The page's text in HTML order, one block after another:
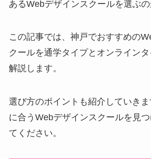
あるWebデザインスクールを選ぶの
この記事では、神戸でおすすめの
クールを通学タイプとオンライン
解説します。
選び方のポイントも紹介していき
に合うWebデザインスクールを見
てください。